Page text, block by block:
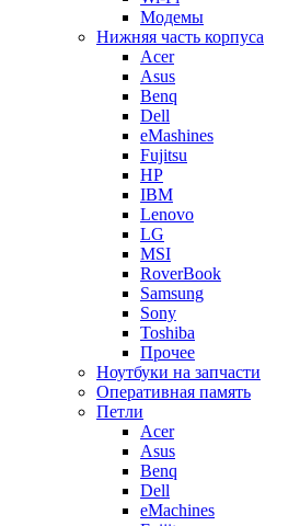
Модемы
Нижняя часть корпуса
Acer
Asus
Benq
Dell
eMashines
Fujitsu
HP
IBM
Lenovo
LG
MSI
RoverBook
Samsung
Sony
Toshiba
Прочее
Ноутбуки на запчасти
Оперативная память
Петли
Acer
Asus
Benq
Dell
eMachines